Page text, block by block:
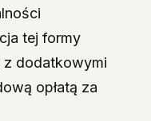
tej formy
z dodatkowymi
opłatą za